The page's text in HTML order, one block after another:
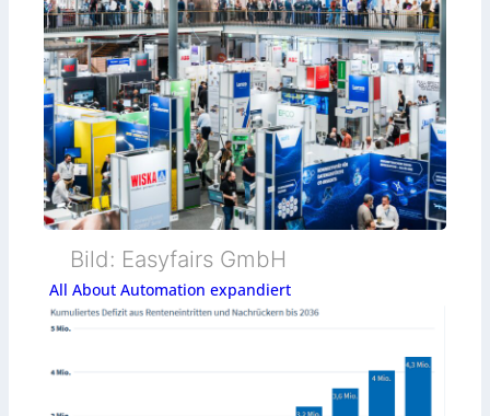
Bild: Easyfairs GmbH
All About Automation expandiert